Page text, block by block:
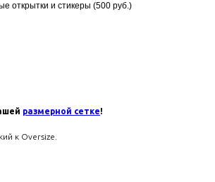
открытки и стикеры (500 руб.)
размерной сетке!
к Oversize.